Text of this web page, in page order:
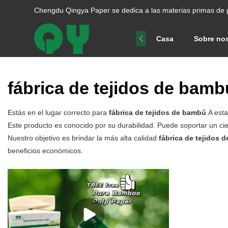
Chengdu Qingya Paper se dedica a las materias primas
Casa Sobre
fábrica de tejidos de
Estás en el lugar correcto para fábrica de tejidos de bambú.A
Este producto es conocido por su durabilidad. Puede soportar un
Nuestro objetivo es brindar la más alta calidad fábrica de tejidos
beneficios económicos.